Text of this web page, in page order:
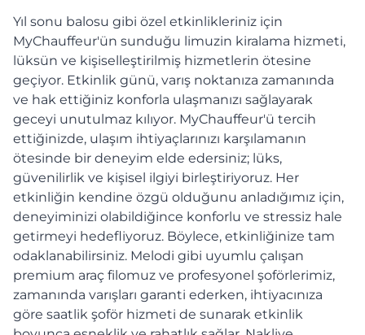
Yıl sonu balosu gibi özel etkinlikleriniz için
MyChauffeur'ün sunduğu limuzin kiralama hizmeti,
lüksün ve kişiselleştirilmiş hizmetlerin ötesine
geçiyor. Etkinlik günü, varış noktanıza zamanında
ve hak ettiğiniz konforla ulaşmanızı sağlayarak
geceyi unutulmaz kılıyor. MyChauffeur'ü tercih
ettiğinizde, ulaşım ihtiyaçlarınızı karşılamanın
ötesinde bir deneyim elde edersiniz; lüks,
güvenilirlik ve kişisel ilgiyi birleştiriyoruz. Her
etkinliğin kendine özgü olduğunu anladığımız için,
deneyiminizi olabildiğince konforlu ve stressiz hale
getirmeyi hedefliyoruz. Böylece, etkinliğinize tam
odaklanabilirsiniz. Melodi gibi uyumlu çalışan
premium araç filomuz ve profesyonel şoförlerimiz,
zamanında varışları garanti ederken, ihtiyacınıza
göre saatlik şoför hizmeti de sunarak etkinlik